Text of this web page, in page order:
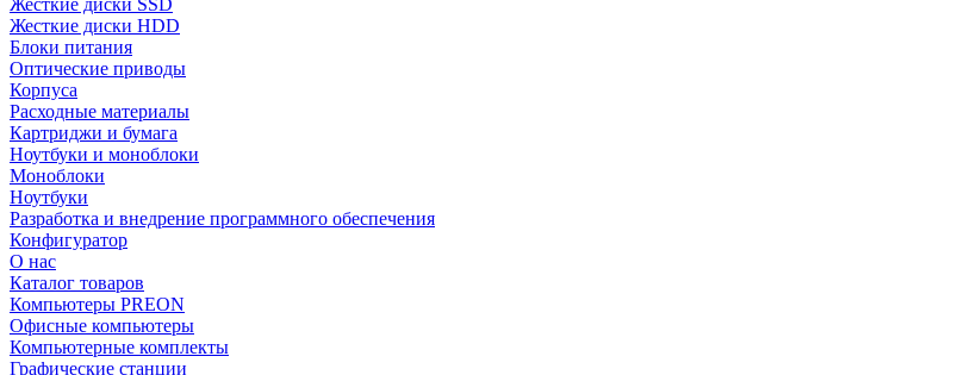
Жесткие диски SSD
Жесткие диски HDD
Блоки питания
Оптические приводы
Корпуса
Расходные материалы
Картриджи и бумага
Ноутбуки и моноблоки
Моноблоки
Ноутбуки
Разработка и внедрение программного обеспечения
Конфигуратор
О нас
Каталог товаров
Компьютеры PREON
Офисные компьютеры
Компьютерные комплекты
Графические станции